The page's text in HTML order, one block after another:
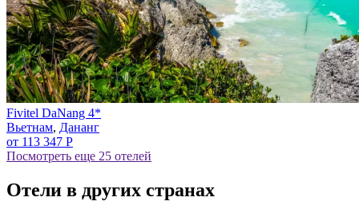
Fivitel DaNang 4*
Вьетнам, Дананг
от 113 347 Р
Посмотреть еще 25 отелей
Отели в других странах